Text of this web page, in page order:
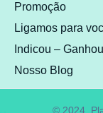
Promoção
Ligamos para
Indicou – Ganhou
Nosso Blog
© 2024,